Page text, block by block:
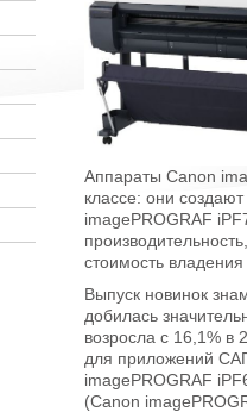
Аппараты Canon
классе: они
imagePROGRAF
стоимость
Выпуск новинок
добилась
возросла с 16,1%
для приложений
imagePROGRAF
(Canon